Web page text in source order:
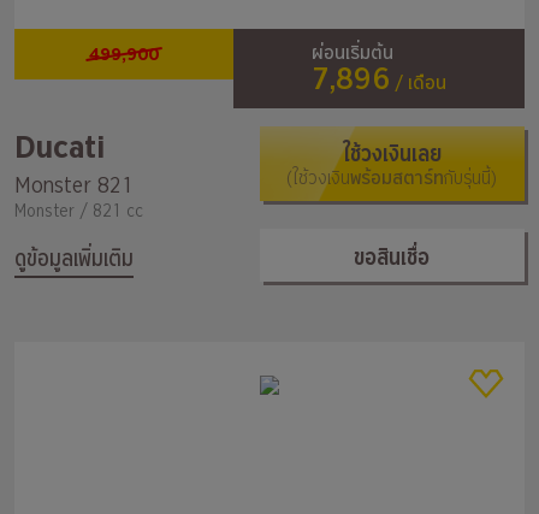
499,900 ผ่อนเริ่มต้น
7,896 / เดือน
Ducati
Monster 821
Monster / 821 cc
ดูข้อมูลเพิ่มเติม
ใช้วงเงินเลย
(ใช้วงเงินพร้อมสตาร์ทกับรุ่นนี้)
ขอสินเชื่อ